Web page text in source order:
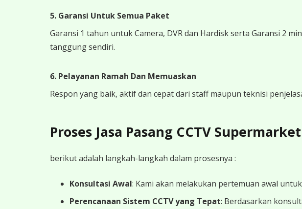
5. Garansi Untuk Semua Paket
Garansi 1 tahun untuk Camera, DVR dan Hardisk serta Garansi 2
tanggung sendiri.
6. Pelayanan Ramah Dan Memuaskan
Respon yang baik, aktif dan cepat dari staff maupun teknisi
Proses Jasa Pasang CCTV
berikut adalah langkah-langkah dalam prosesnya :
Konsultasi Awal: Kami akan melakukan pertemuan awal
Perencanaan Sistem CCTV yang Tepat: Berdasarkan